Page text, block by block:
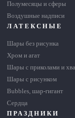
Полумесяцы и сферы
Воздушные надписи
ЛАТЕКСНЫЕ
Шары без рисунка
Хром и агат
Шары с приколами и
Шары с рисунком
Bubbles, шар-гигант
Сердца
ПРАЗДНИКИ